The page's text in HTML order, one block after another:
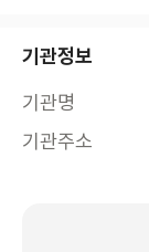
기관정보
기관명
기관주소